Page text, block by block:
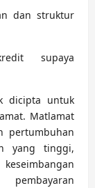
dan struktur
supaya
dicipta untuk
Matlamat
pertumbuhan
yang tinggi,